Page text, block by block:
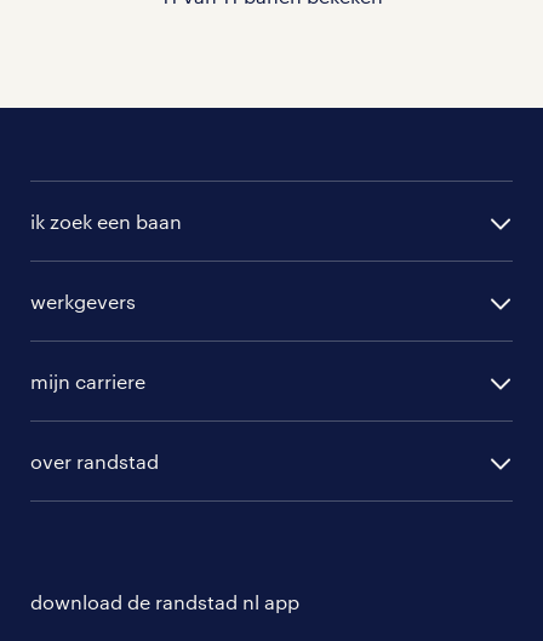
ik zoek een baan
randstad professional
randstad digital
werkgevers
hr-diensten
branches
tarieven
mijn carriere
over randstad
download de randstad nl app